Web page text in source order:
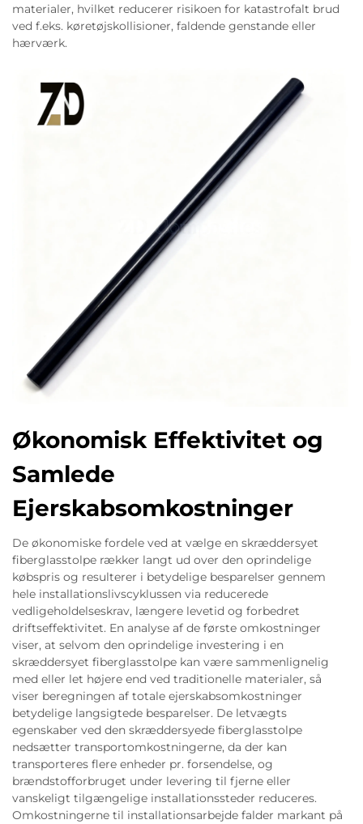
materialer, hvilket reducerer risikoen for katastrofalt brud
ved f.eks. køretøjskollisioner, faldende genstande eller
hærværk.
Økonomisk Effektivitet og
Samlede
Ejerskabsomkostninger
De økonomiske fordele ved at vælge en skræddersyet
fiberglasstolpe rækker langt ud over den oprindelige
købspris og resulterer i betydelige besparelser gennem
hele installationslivscyklussen via reducerede
vedligeholdelseskrav, længere levetid og forbedret
driftseffektivitet. En analyse af de første omkostninger
viser, at selvom den oprindelige investering i en
skræddersyet fiberglasstolpe kan være sammenlignelig
med eller let højere end ved traditionelle materialer, så
viser beregningen af totale ejerskabsomkostninger
betydelige langsigtede besparelser. De letvægts
egenskaber ved den skræddersyede fiberglasstolpe
nedsætter transportomkostningerne, da der kan
transporteres flere enheder pr. forsendelse, og
brændstofforbruget under levering til fjerne eller
vanskeligt tilgængelige installationssteder reduceres.
Omkostningerne til installationsarbejde falder markant på